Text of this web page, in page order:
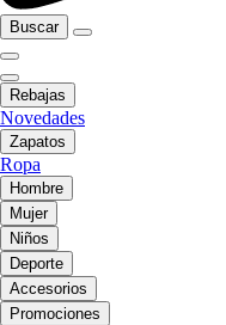
Buscar
Rebajas
Novedades
Zapatos
Ropa
Hombre
Mujer
Niños
Deporte
Accesorios
Promociones